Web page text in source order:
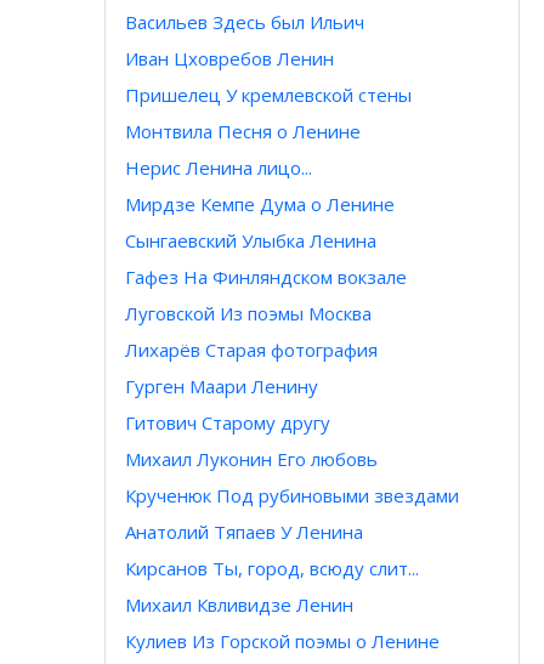
Васильев Здесь был Ильич
Иван Цховребов Ленин
Пришелец У кремлевской стены
Монтвила Песня о Ленине
Нерис Ленина лицо...
Мирдзе Кемпе Дума о Ленине
Сынгаевский Улыбка Ленина
Гафез На Финляндском вокзале
Луговской Из поэмы Москва
Лихарёв Старая фотография
Гурген Маари Ленину
Гитович Старому другу
Михаил Луконин Его любовь
Крученюк Под рубиновыми звездами
Анатолий Тяпаев У Ленина
Кирсанов Ты, город, всюду слит...
Михаил Квливидзе Ленин
Кулиев Из Горской поэмы о Ленине